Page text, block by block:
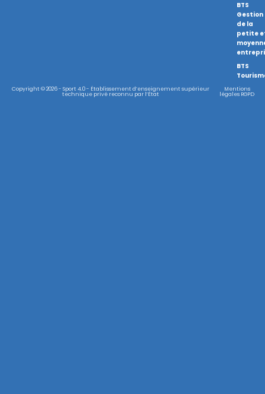
BTS
Gestion
de la
petite
BTS
Copyright © 2026 - Sport 4.0 - Établissement d’enseignement supérieur
technique privé reconnu par l’État
Mentions
légales RGPD